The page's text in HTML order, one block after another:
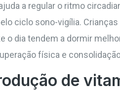
a regular o ritmo
ciclo sono-vigília.
o dia tendem a dormir
física e
de